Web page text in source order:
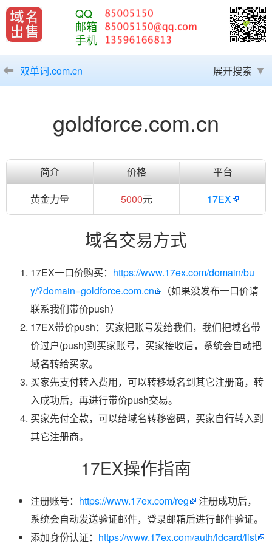
QQ
邮箱
手机
双单词.com.cn 展开搜索
goldforce.com.cn
简介 价格
平台
黄金力量
5000元 17EX
域名交易方式
17EX一口价购买： https://www.17ex.com/domain/bu
y/?domain=goldforce.com.cn
（如果没发布一口价请
联系我们带价push）
17EX带价push：买家把账号发给我们，我们把域名带
价过户(push)到买家账号，买家接收后，系统会自动把
域名转给买家。
买家先支付转入费用，可以转移域名到其它注册商，转
入成功后，再进行带价push交易。
买家先付全款，可以给域名转移密码，买家自行转入到
其它注册商。
17EX操作指南
注册账号： https://www.17ex.com/reg
注册成功后，
系统会自动发送验证邮件，登录邮箱后进行邮件验证。
添加身份认证： https://www.17ex.com/auth/idcard/list